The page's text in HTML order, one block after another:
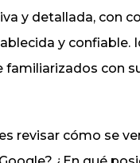
y detallada, con
y confiable.
con
revisar cómo se